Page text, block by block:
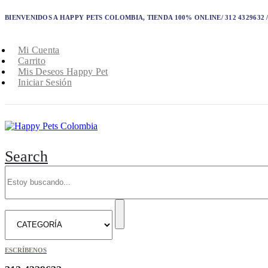
BIENVENIDOS A HAPPY PETS COLOMBIA, TIENDA 100% ONLINE/ 312 4329632
Mi Cuenta
Carrito
Mis Deseos Happy Pet
Iniciar Sesión
Search
ESCRÍBENOS